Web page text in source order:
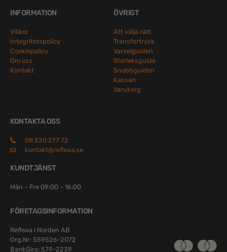
INFORMATION
Villkor
Integritetspolicy
Cookiepolicy
Om oss
Kontakt
ÖVRIGT
Att välja rätt
Transfertryck
Varselguiden
Storleksguide
Snabbguiden
Kassan
Varukorg
KONTAKTA OSS
08 520 277 72
kontakt@reflexa.se
KUNDTJÄNST
Mån – Fre 09:00 – 16:00
FÖRETAGSINFORMATION
Reflexa i Norden AB
Org.Nr: 559526-2072
BankGiro: 579-2239